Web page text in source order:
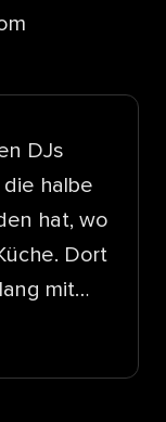
DJs
halbe
hat, wo
Dort
mit